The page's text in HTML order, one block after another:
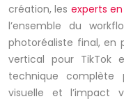
création, les experts
l’ensemble du
photoréaliste final, en
vertical pour TikTok
technique
visuelle et l’impact